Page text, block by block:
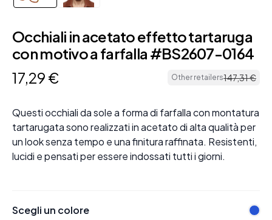
Occhiali in acetato effetto tartaruga
con motivo a farfalla #BS2607-0164
17,29 € Other retailers147,31€
Questi occhiali da sole a forma di farfalla con montatura
tartarugata sono realizzati in acetato di alta qualità per
un look senza tempo e una finitura raffinata. Resistenti,
lucidi e pensati per essere indossati tutti i giorni.
Scegli un colore